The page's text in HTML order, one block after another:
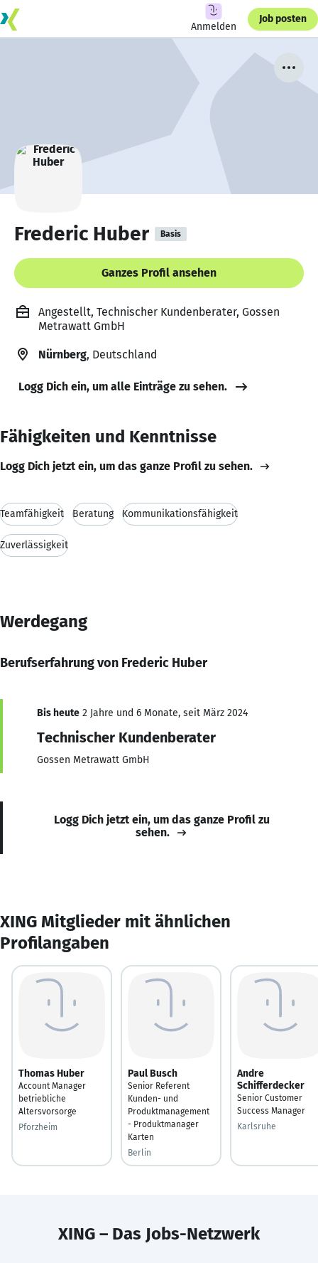
Anmelden
Job posten
Frederic Huber Basis
Ganzes Profil ansehen
Angestellt, Technischer Kundenberater, Gossen
Metrawatt GmbH
Nürnberg, Deutschland
Logg Dich ein, um alle Einträge zu sehen.
Fähigkeiten und Kenntnisse
Logg Dich jetzt ein, um das ganze Profil zu sehen.
Teamfähigkeit Beratung Kommunikationsfähigkeit
Zuverlässigkeit
Werdegang
Berufserfahrung von Frederic Huber
Bis heute 2 Jahre und 6 Monate, seit März 2024
Technischer Kundenberater
Gossen Metrawatt GmbH
Logg Dich jetzt ein, um das ganze Profil zu
sehen.
XING Mitglieder mit ähnlichen
Profilangaben
Thomas Huber
Account Manager
betriebliche
Altersvorsorge
Pforzheim
Paul Busch
Senior Referent
Kunden- und
Produktmanagement
- Produktmanager
Karten
Berlin
Andre
Schifferdecker
Senior Customer
Success Manager
Karlsruhe
XING – Das Jobs-Netzwerk